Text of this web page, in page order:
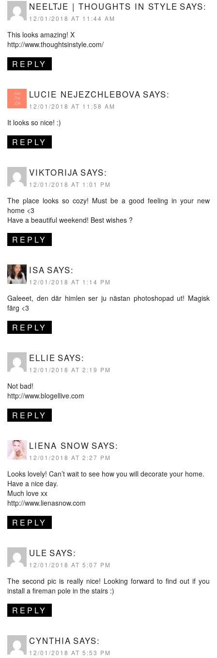
NEELTJE | THOUGHTS IN STYLE SAYS:
12/01/2018 AT 11:44 AM
This looks amazing! X
http://www.thoughtsinstyle.com/
REPLY
LUCIE NEJEZCHLEBOVA SAYS:
12/01/2018 AT 11:58 AM
It looks so nice! :)
REPLY
VIKTORIJA SAYS:
12/01/2018 AT 1:01 PM
The place looks so cozy! Must be a good feeling in your new
home <3
Have a beautiful weekend! Best wishes ?
REPLY
ISA SAYS:
12/01/2018 AT 1:14 PM
Galeeet, den där himlen ser ju nästan photoshopad ut! Magisk
färg <3
REPLY
ELLIE SAYS:
12/01/2018 AT 2:19 PM
Not bad!
http://www.blogellive.com
REPLY
LIENA SNOW SAYS:
12/01/2018 AT 2:27 PM
Looks lovely! Can’t wait to see how you will decorate your home.
Have a nice day.
Much love xx
http://www.lienasnow.com
REPLY
ULE SAYS:
12/01/2018 AT 5:07 PM
The second pic is really nice! Looking forward to find out if you
install a fireman pole in the stairs :)
REPLY
CYNTHIA SAYS:
12/01/2018 AT 5:53 PM